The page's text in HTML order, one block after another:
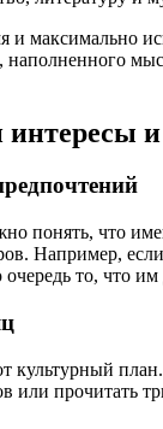
и максимально
наполненного
интересы
понять, что
Например,
то, что
культурный
прочитать